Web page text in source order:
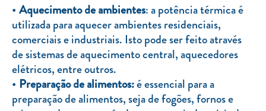
Aquecimento de ambientes: a potência térmica é
utilizada para aquecer ambientes residenciais,
comerciais e industriais. Isto pode ser feito através
de sistemas de aquecimento central, aquecedores
elétricos, entre outros.
Preparação de alimentos:é essencial para a
preparação de alimentos, seja de fogões, fornos e